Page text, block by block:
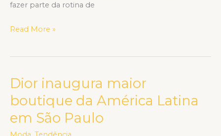
fazer parte da rotina de
Read More »
Dior inaugura maior
boutique da América Latina
em São Paulo
Dior
inaugura
maior
boutique